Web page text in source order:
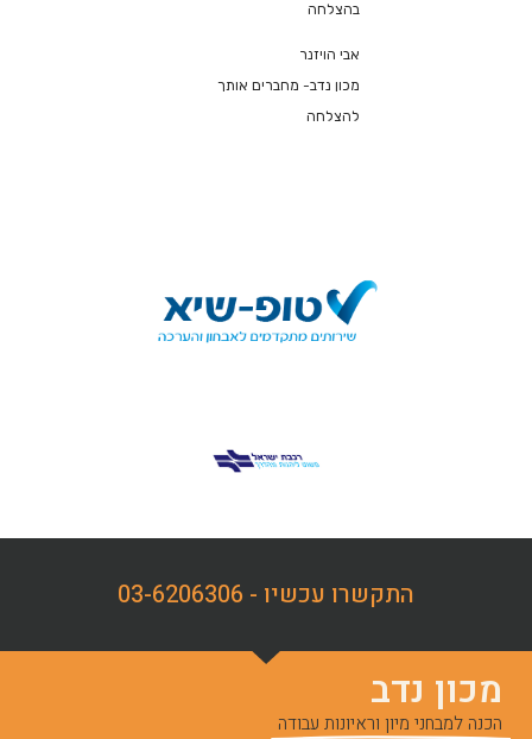
בהצלחה
אבי הויזנר
מכון נדב- מחברים אותך
להצלחה
התקשרו עכשיו - 03-6206306
מכון נדב
הכנה למבחני מיון וראיונות עבודה